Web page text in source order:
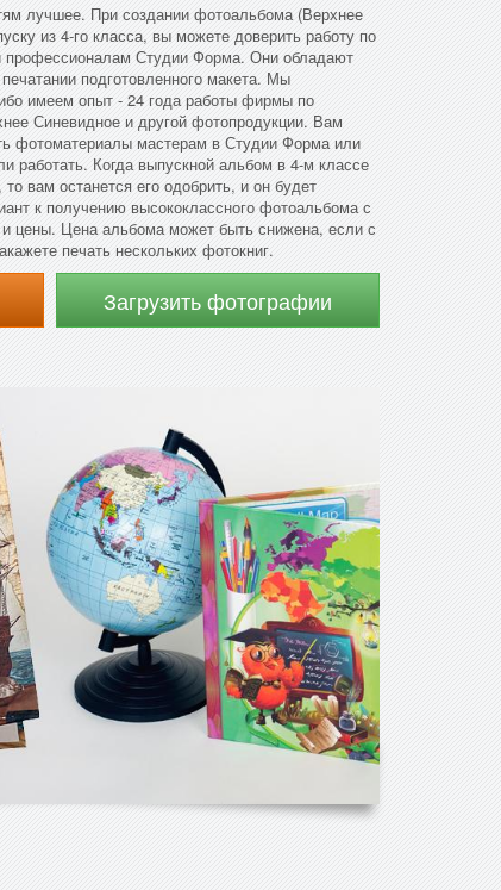
лучшее. При создании фотоальбома (Верхнее
из 4-го класса, вы можете доверить работу по
профессионалам Студии Форма. Они обладают
подготовленного макета. Мы
имеем опыт - 24 года работы фирмы по
Синевидное и другой фотопродукции. Вам
фотоматериалы мастерам в Студии Форма или
работать. Когда выпускной альбом в 4-м классе
вам останется его одобрить, и он будет
к получению высококлассного фотоальбома с
цены. Цена альбома может быть снижена, если с
печать нескольких фотокниг.
Загрузить фотографии